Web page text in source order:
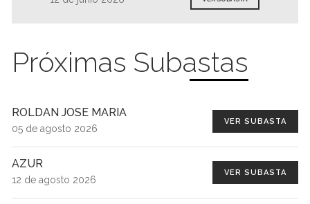
Próximas Subastas
ROLDAN JOSE MARIA
05 de agosto 2026
VER SUBASTA
AZUR
12 de agosto 2026
VER SUBASTA